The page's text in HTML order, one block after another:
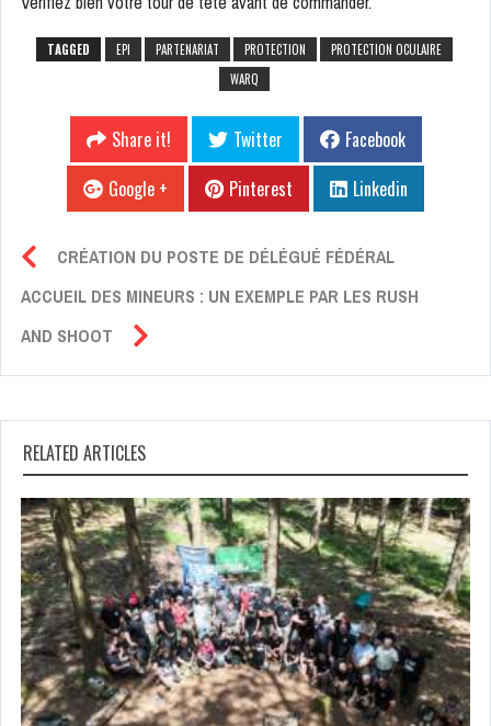
TAGGED EPI PARTENARIAT PROTECTION
PROTECTION OCULAIRE
WARQ
Share it! Twitter
Facebook
Google +
Pinterest Linkedin
CRÉATION DU POSTE DE DÉLÉGUÉ FÉDÉRAL
ACCUEIL DES MINEURS : UN EXEMPLE PAR LES RUSH
AND SHOOT
RELATED ARTICLES